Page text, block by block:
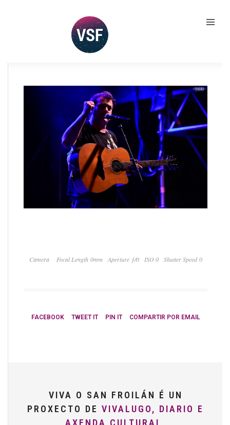
Camera Focal Length 0mm Aperture ƒ/0 ISO 0 Shutter Speed 0
FACEBOOK TWEET IT PIN IT COMPARTIR POR EMAIL
VIVA O SAN FROILÁN É UN
PROXECTO DE VIVALUGO, DIARIO E
AXENDA CULTURAL,